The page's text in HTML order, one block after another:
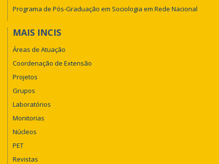
Programa de Pós-Graduação em Sociologia em Rede Nacional
MAIS INCIS
Áreas de Atuação
Coordenação de Extensão
Projetos
Grupos
Laboratórios
Monitorias
Núcleos
PET
Revistas